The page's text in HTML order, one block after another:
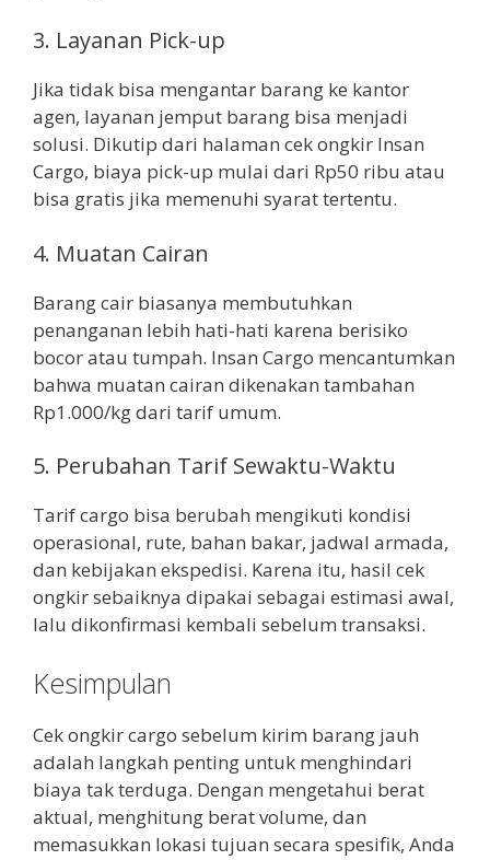
3. Layanan Pick-up
Jika tidak bisa mengantar barang ke kantor
agen, layanan jemput barang bisa menjadi
solusi. Dikutip dari halaman cek ongkir Insan
Cargo, biaya pick-up mulai dari Rp50 ribu atau
bisa gratis jika memenuhi syarat tertentu.
4. Muatan Cairan
Barang cair biasanya membutuhkan
penanganan lebih hati-hati karena berisiko
bocor atau tumpah. Insan Cargo mencantumkan
bahwa muatan cairan dikenakan tambahan
Rp1.000/kg dari tarif umum.
5. Perubahan Tarif Sewaktu-Waktu
Tarif cargo bisa berubah mengikuti kondisi
operasional, rute, bahan bakar, jadwal armada,
dan kebijakan ekspedisi. Karena itu, hasil cek
ongkir sebaiknya dipakai sebagai estimasi awal,
lalu dikonfirmasi kembali sebelum transaksi.
Kesimpulan
Cek ongkir cargo sebelum kirim barang jauh
adalah langkah penting untuk menghindari
biaya tak terduga. Dengan mengetahui berat
aktual, menghitung berat volume, dan
memasukkan lokasi tujuan secara spesifik, Anda